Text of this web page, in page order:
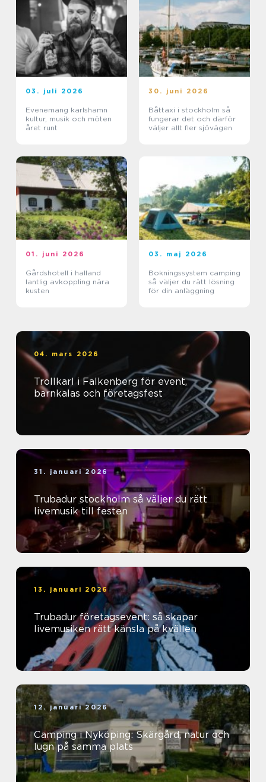
03. juli 2026
Evenemang karlshamn
kultur, musik och möten
året runt
30. juni 2026
Båttaxi i stockholm så
fungerar det och därför
väljer allt fler sjövägen
01. juni 2026
Gårdshotell i halland
lantlig avkoppling nära
kusten
03. maj 2026
Bokningssystem camping
så väljer du rätt lösning
för din anläggning
04. mars 2026
Trollkarl i Falkenberg för event,
barnkalas och företagsfest
31. januari 2026
Trubadur stockholm så väljer du rätt
livemusik till festen
13. januari 2026
Trubadur företagsevent: så skapar
livemusiken rätt känsla på kvällen
12. januari 2026
Camping i Nyköping: Skärgård, natur och
lugn på samma plats